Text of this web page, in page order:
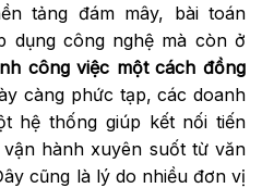
tảng đám mây, bài toán
dụng công nghệ mà còn ở
công việc một cách đồng
càng phức tạp, các doanh
hệ thống giúp kết nối tiến
hành xuyên suốt từ văn
cũng là lý do nhiều đơn vị